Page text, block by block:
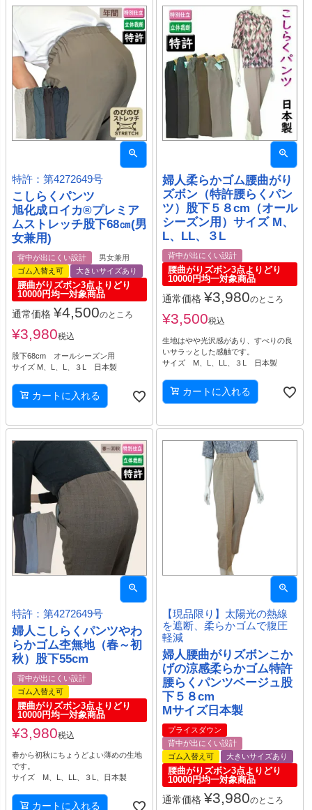
特許：第4272649号
こしらくパンツ
旭化成ロイカ®プレミア
ムストレッチ股下68㎝(男
女兼用)
背中が出にくい設計
男女兼用
ゴム入替え可
大きいサイズあり
腰曲がりズボン3点よりどり
10000円均一対象商品
通常価格 ¥4,500のところ
¥3,980税込
股下68cm オールシーズン用
サイズ M、L、L、３L 日本製
カートに入れる
婦人柔らかゴム腰曲がり
ズボン（特許腰らくパン
ツ）股下５８cm（オール
シーズン用）サイズ M、
L、LL、３L
背中が出にくい設計
腰曲がりズボン3点よりどり
10000円均一対象商品
通常価格 ¥3,980のところ
¥3,500税込
生地はやや光沢感があり、すべりの良
いサラッとした感触です。
サイズ M、L、LL、３L 日本製
カートに入れる
特許：第4272649号
婦人こしらくパンツやわ
らかゴム杢無地（春～初
秋）股下55cm
背中が出にくい設計
ゴム入替え可
腰曲がりズボン3点よりどり
10000円均一対象商品
¥3,980税込
春から初秋にちょうどよい薄めの生地
です。
サイズ M、L、LL、３L、日本製
カートに入れる
【現品限り】太陽光の熱線
を遮断、柔らかゴムで腹圧
軽減
婦人腰曲がりズボンこか
げの涼感柔らかゴム特許
腰らくパンツベージュ股
下５８cm
Mサイズ日本製
プライスダウン
背中が出にくい設計
ゴム入替え可
大きいサイズあり
腰曲がりズボン3点よりどり
10000円均一対象商品
通常価格 ¥3,980のところ